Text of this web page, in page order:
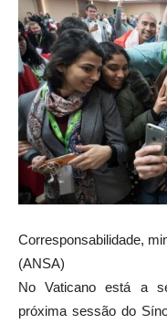
Corresponsabilidade,
(ANSA)
No Vaticano está a
próxima sessão do